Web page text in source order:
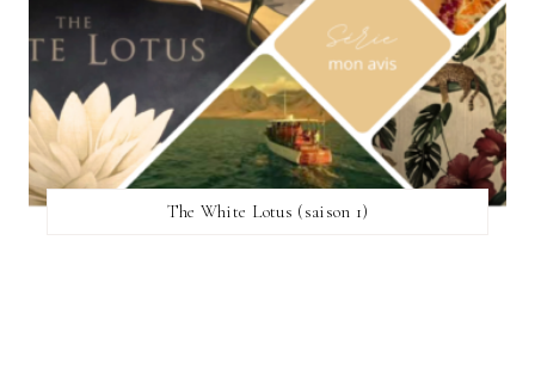
The White Lotus (saison 1)